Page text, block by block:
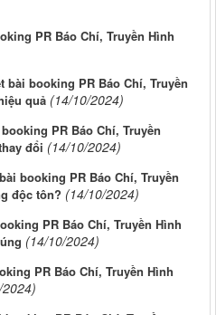
PR Báo Chí, Truyền Hình
bài booking PR Báo Chí, Truyền
quả (14/10/2024)
PR Báo Chí, Truyền
đổi (14/10/2024)
booking PR Báo Chí, Truyền
độc tôn? (14/10/2024)
PR Báo Chí, Truyền Hình
(14/10/2024)
PR Báo Chí, Truyền Hình